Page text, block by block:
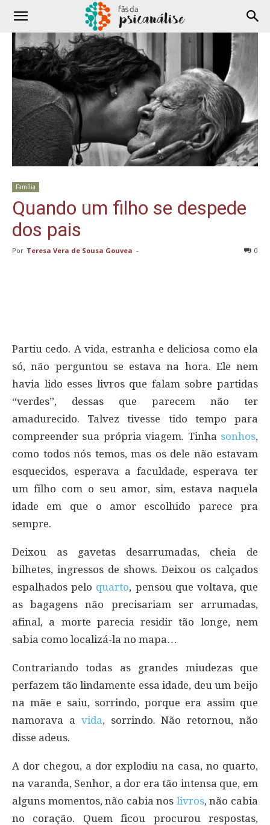
Família
Quando um filho se despede
dos pais
Por Teresa Vera de Sousa Gouvea - 0
Partiu cedo. A vida, estranha e deliciosa como ela
só, não perguntou se estava na hora. Ele nem
havia lido esses livros que falam sobre partidas
“verdes”, dessas que parecem não ter
amadurecido. Talvez tivesse tido tempo para
compreender sua própria viagem. Tinha sonhos,
como todos nós temos, mas os dele não estavam
esquecidos, esperava a faculdade, esperava ter
um filho com o seu amor, sim, estava naquela
idade em que o amor escolhido parece pra
sempre.
Deixou as gavetas desarrumadas, cheia de
bilhetes, ingressos de shows. Deixou os calçados
espalhados pelo quarto, pensou que voltava, que
as bagagens não precisariam ser arrumadas,
afinal, a morte parecia residir tão longe, nem
sabia como localizá-la no mapa…
Contrariando todas as grandes miudezas que
perfazem tão lindamente essa idade, deu um beijo
na mãe e saiu, sorrindo, porque era assim que
namorava a vida, sorrindo. Não retornou, não
disse adeus.
A dor chegou, a dor explodiu na casa, no quarto,
na varanda, Senhor, a dor era tão intensa que, em
alguns momentos, não cabia nos livros, não cabia
no coração. Quem ficou procurou respostas,